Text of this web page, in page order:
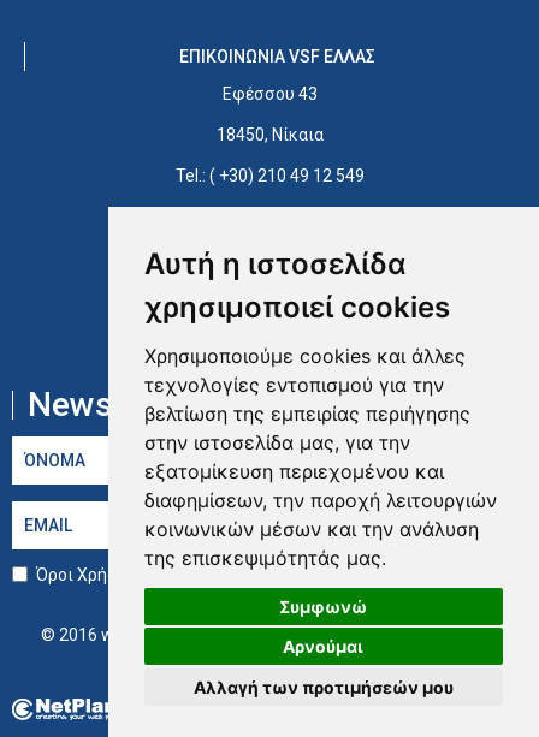
Αυτή η ιστοσελίδα
χρησιμοποιεί cookies
Χρησιμοποιούμε cookies και άλλες
τεχνολογίες εντοπισμού για την
βελτίωση της εμπειρίας περιήγησης
στην ιστοσελίδα μας, για την
εξατομίκευση περιεχομένου και
διαφημίσεων, την παροχή λειτουργιών
κοινωνικών μέσων και την ανάλυση
της επισκεψιμότητάς μας.
Συμφωνώ
Αρνούμαι
Αλλαγή των προτιμήσεών μου
EΠΙΚΟΙΝΩΝΙΑ VSF ΕΛΛΑΣ
Εφέσσου 43
18450, Νίκαια
Tel.: ( +30) 210 49 12 549
E: info@vsfhellas.gr
Ευκαιρίες Καριέρας
Newsletter:
Όροι Χρήσης
© 2016 www.vsfhellas.gr, all rights reserved -
by NetPlanet